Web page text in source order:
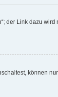
der Link dazu wird
können nur